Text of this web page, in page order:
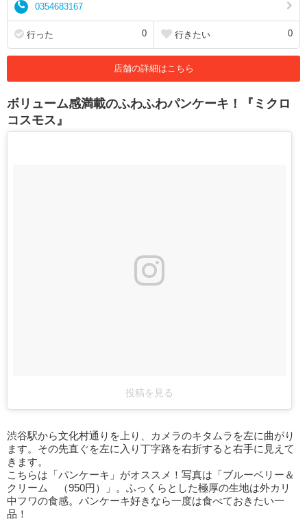
0354683167
行った 0 行きたい 0
店舗の詳細はこちら
ボリューム感満載のふわふわパンケーキ！『ミクロ
コスモス』
投稿を見る
渋谷駅から文化村通りを上り、カメラのキタムラを左に曲がり
ます。その先直ぐを左に入り丁字路を右折すると右手に見えて
きます。
こちらは「パンケーキ」がオススメ！写真は「ブルーベリー＆
クリーム （950円）」。ふっくらとした極厚の生地は外カリ
中フワの食感。パンケーキ好きなら一度は食べておきたい一
品！